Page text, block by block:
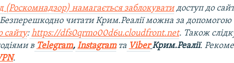
(Роскомнадзор) намагається заблокуватидоступ до
читати Крим.Реалії можна за допомогою
сайту: https://dfs0qrmo00d6u.cloudfront.net. Також
в Telegram, Instagramта Viber Крим.Реалії.
.